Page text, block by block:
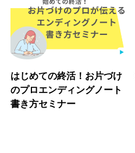
はじめての終活！お片づけ
のプロエンディングノート
書き方セミナー